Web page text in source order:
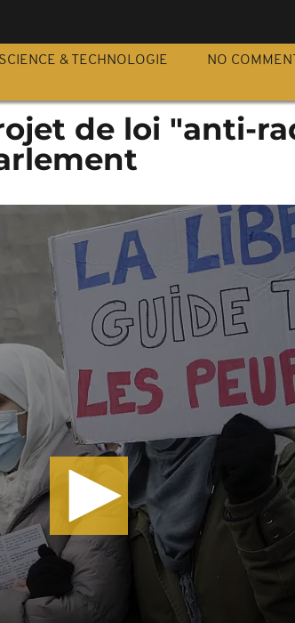
SCIENCE & TECHNOLOGIE NO COMMENT
de loi "anti-